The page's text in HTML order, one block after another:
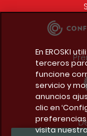
En EROSKI
terceros
funcione
servicio y
anuncios
clic en
preferencias
visita